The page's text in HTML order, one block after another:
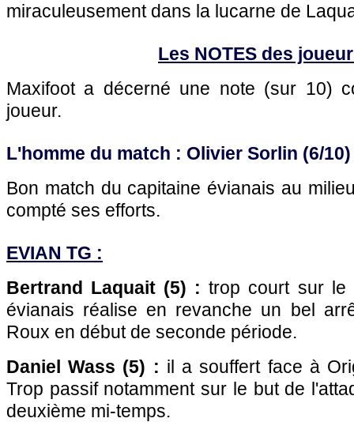
miraculeusement dans la lucarne de
Les NOTES des
Maxifoot a décerné une note (sur 10)
joueur.
L'homme du match : Olivier Sorlin (6/10)
Bon match du capitaine évianais au
compté ses efforts.
EVIAN TG :
Bertrand Laquait (5) : trop court sur le
évianais réalise en revanche un bel
Roux en début de seconde période.
Daniel Wass (5) : il a souffert face à
Trop passif notamment sur le but de
deuxième mi-temps.